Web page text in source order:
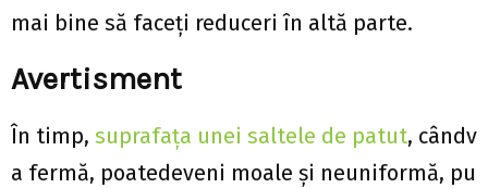
mai bine să faceți reduceri în altă parte.
Avertisment
În timp, suprafața unei saltele de patut, cândv
a fermă, poatedeveni moale și neuniformă, pu